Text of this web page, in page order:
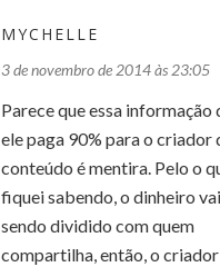
MYCHELLE
3 de novembro de 2014 às 23:05
Parece que essa informação
ele paga 90% para o criador
conteúdo é mentira. Pelo o
fiquei sabendo, o dinheiro vai
sendo dividido com quem
compartilha, então, o